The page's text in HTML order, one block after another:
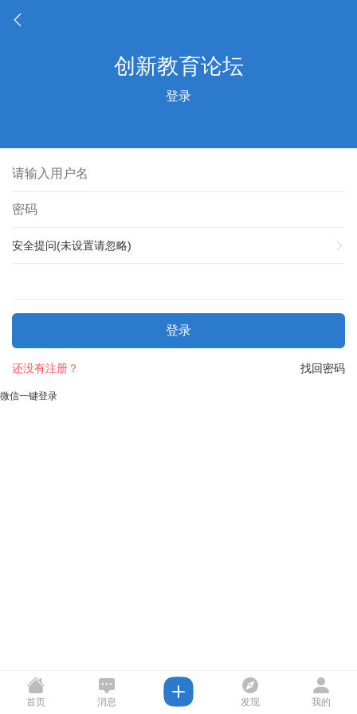
登录
安全提问(未设置请忽略)
登录
找回密码
还没有注册？
微信一键登录
首页 消息 发现 我的